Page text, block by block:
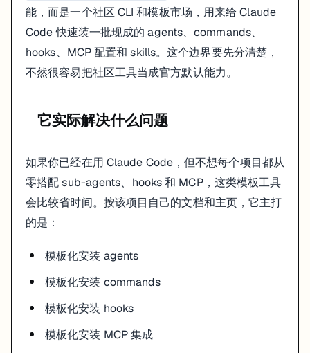
和官方 Claude Code 的关系
sub-agents
hooks
claude-code-templates 的价值，本质上是替这些能力提供一个第
典型用法
然后按组件类型选择要装的模板。
如果你是第一次用，建议先只装 1 到 2 个最需要的组件，不要一次把整
官方与项目资源
Claude Code overview：https://docs.anthropic.com/en/
项目文档：https://docs.aitmpl.com/
能，而是一个社区 CLI 和模板市场，用来给 Claude
Code 快速装一批现成的 agents、commands、
hooks、MCP 配置和 skills。这个边界要先分清楚，
不然很容易把社区工具当成官方默认能力。
它实际解决什么问题
如果你已经在用 Claude Code，但不想每个项目都从
零搭配 sub-agents、hooks 和 MCP，这类模板工具
会比较省时间。按该项目自己的文档和主页，它主打
的是：
模板化安装 agents
模板化安装 commands
模板化安装 hooks
模板化安装 MCP 集成